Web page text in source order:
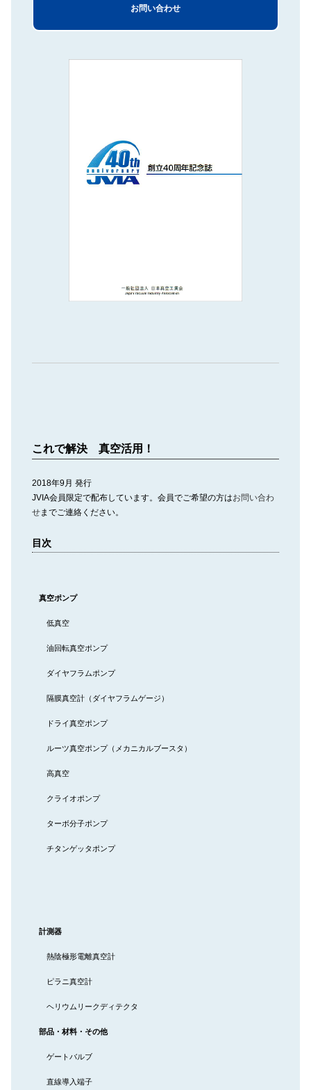
お問い合わせ
これで解決 真空活用！
2018年9月 発行
JVIA会員限定で配布しています。会員でご希望の方はお問い合わ
せまでご連絡ください。
目次
真空ポンプ
低真空
油回転真空ポンプ
ダイヤフラムポンプ
隔膜真空計（ダイヤフラムゲージ）
ドライ真空ポンプ
ルーツ真空ポンプ（メカニカルブースタ）
高真空
クライオポンプ
ターボ分子ポンプ
チタンゲッタポンプ
計測器
熱陰極形電離真空計
ピラニ真空計
ヘリウムリークディテクタ
部品・材料・その他
ゲートバルブ
直線導入端子